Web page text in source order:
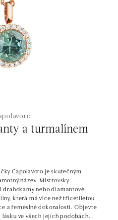
a turmalínem
Capolavoro je skutečným
název. Mistrovsky
drahokamy nebo diamantové
která má více než třicetiletou
a řemeslné dokonalosti. Objevte
ve všech jejích podobách.